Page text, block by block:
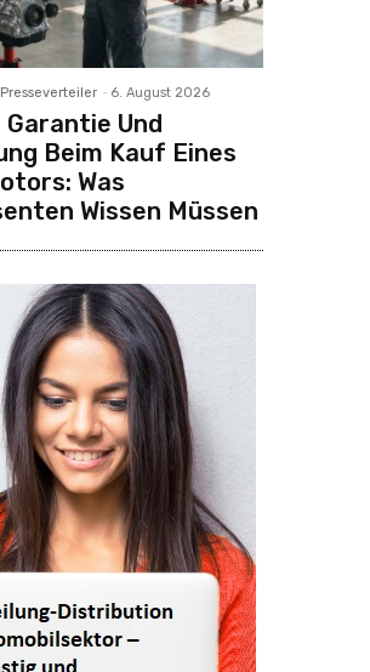
- 6. August 2026
Garantie Und
Beim Kauf Eines
Was
Wissen Müssen